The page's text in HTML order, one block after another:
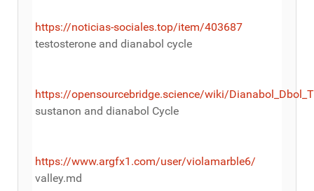
https://noticias-sociales.top/item/403687
testosterone and dianabol cycle
https://opensourcebridge.science/wiki/
sustanon and dianabol Cycle
https://www.argfx1.com/user/violamarble6/
valley.md